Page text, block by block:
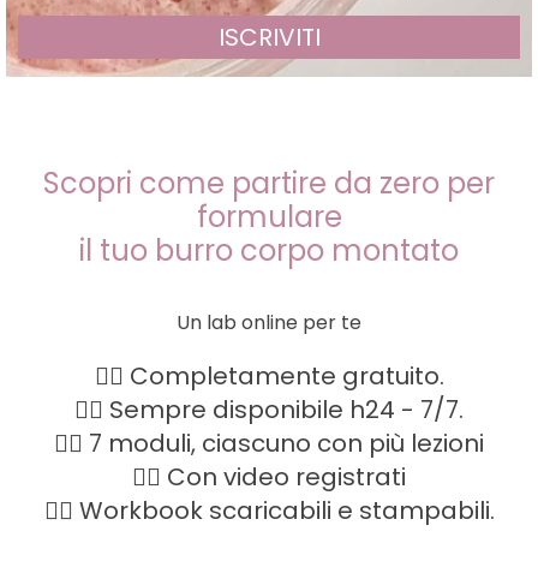
ISCRIVITI
Scopri come partire da zero per
formulare
il tuo burro corpo montato
Un lab online per te
👉🏻 Completamente gratuito.
👉🏻 Sempre disponibile h24 - 7/7.
👉🏻 7 moduli, ciascuno con più lezioni
👉🏻 Con video registrati
👉🏻 Workbook scaricabili e stampabili.